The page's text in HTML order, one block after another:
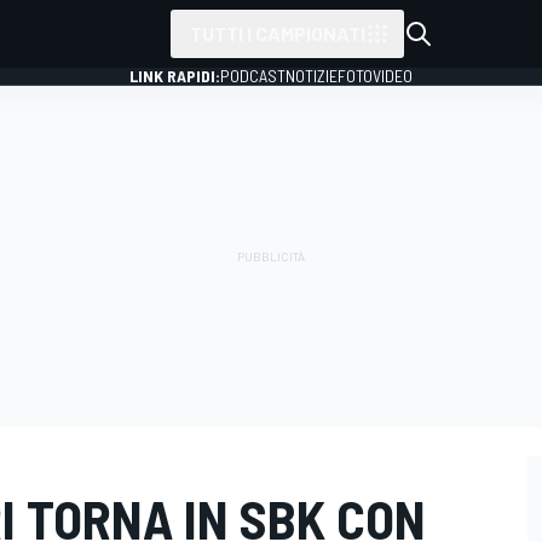
LINK RAPIDI:PODCASTNOTIZIEFOTOVIDEO
TORNA IN SBK CON